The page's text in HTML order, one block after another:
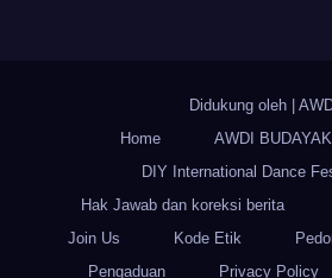
Didukung oleh
Home
AWDI
DIY International Dance
Hak Jawab dan koreksi berita
Join Us
Kode Etik
Pengaduan
Privacy Policy